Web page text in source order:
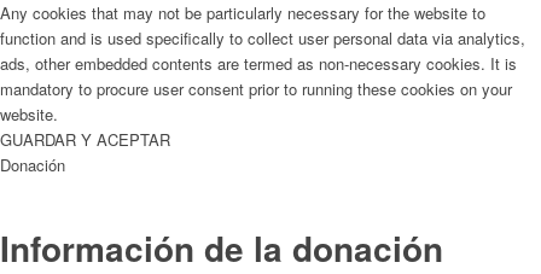
Any cookies that may not be particularly necessary for the website to
function and is used specifically to collect user personal data via analytics,
ads, other embedded contents are termed as non-necessary cookies. It is
mandatory to procure user consent prior to running these cookies on your
website.
GUARDAR Y ACEPTAR
Donación
Información de la donación